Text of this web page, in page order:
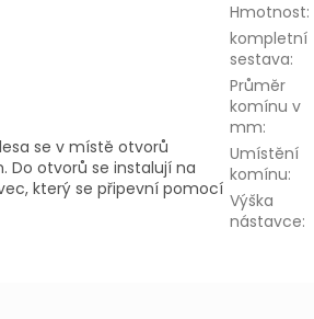
se v místě otvorů
otvorů se instalují na
který se připevní pomocí
Hmotnost:
kompletní
sestava:
Průměr
komínu v
mm:
Umístění
komínu:
Výška
nástavce: